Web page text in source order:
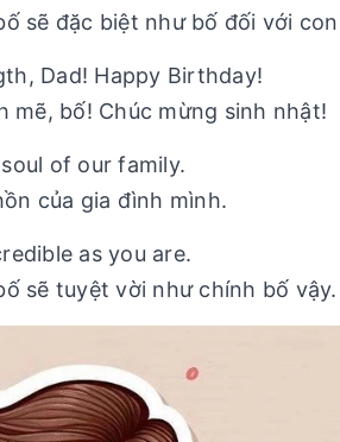
sẽ đặc biệt như bố đối với
Dad! Happy Birthday!
mẽ, bố! Chúc mừng sinh nhật!
soul of our family.
của gia đình mình.
as you are.
sẽ tuyệt vời như chính bố vậy.